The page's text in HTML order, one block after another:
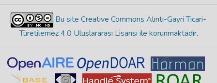
Bu site Creative Commons Alıntı-Gayri Ticari-
Türetilemez 4.0 Uluslararası Lisansı ile korunmaktadır.